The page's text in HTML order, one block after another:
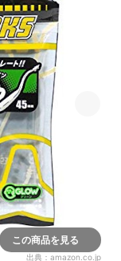
この商品を見る
出典： amazon.co.jp